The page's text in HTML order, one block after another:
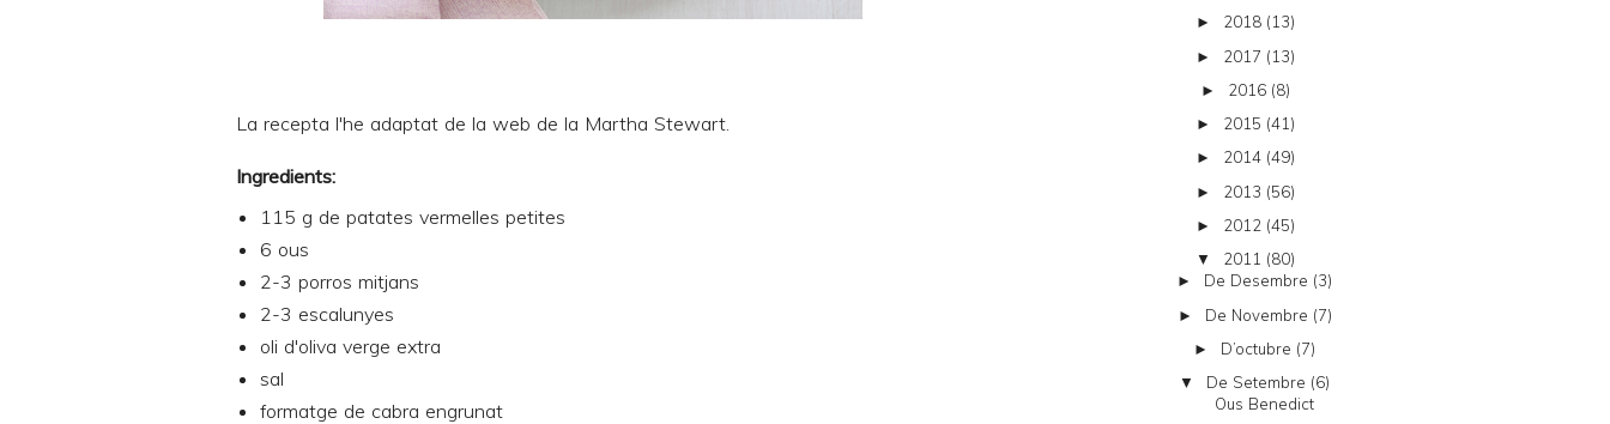
La recepta l'he adaptat de la web de la Martha Stewart.
Ingredients:
115 g de patates vermelles petites
6 ous
2-3 porros mitjans
2-3 escalunyes
oli d'oliva verge extra
sal
formatge de cabra engrunat
► 2018 (13)
► 2017 (13)
► 2016 (8)
► 2015 (41)
► 2014 (49)
► 2013 (56)
► 2012 (45)
▼ 2011 (80)
► De Desembre (3)
► De Novembre (7)
► D’octubre (7)
▼ De Setembre (6)
Ous Benedict